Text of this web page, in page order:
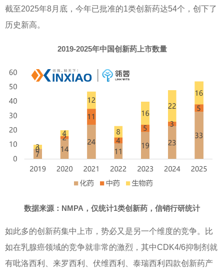
截至2025年8月底，今年已批准的1类创新药达54个，创下了
历史新高。
2019-2025年中国创新药上市数量
数据来源： NMPA ，仅统计1类创新药，信销行研统计
如此多的创新药集中上市，势必又是另一个维度的竞争。比
如在乳腺癌领域的竞争就非常的激烈，其中CDK4/6抑制剂就
有吡洛西利、来罗西利、伏维西利、泰瑞西利四款创新药产